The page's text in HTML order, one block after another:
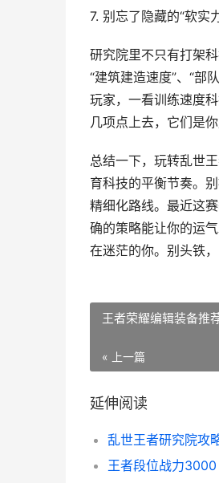
7. 别忘了隐藏的“软实
研究院里不只有打架
“建筑建造速度”、“部
玩家，一看训练速度
几项点上去，它们是
总结一下，玩转乱世
育科技的平衡节奏。
精细化路线。最近这
确的策略能让你的运
在迷茫的你。别头铁
王者荣耀编辑装备推
« 上一篇
延伸阅读
乱世王者研究院攻
王者段位战力